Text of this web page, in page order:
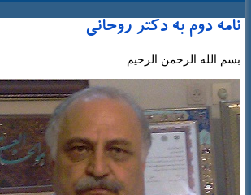
نامه دوم به دکتر روحانی
بسم الله الرحمن الرحیم